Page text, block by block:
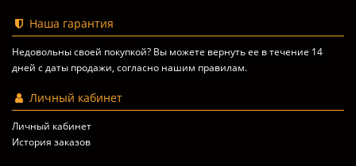
Наша гарантия
Недовольны своей покупкой? Вы можете вернуть ее в течение 14
дней с даты продажи, согласно нашим правилам.
Личный кабинет
Личный кабинет
История заказов